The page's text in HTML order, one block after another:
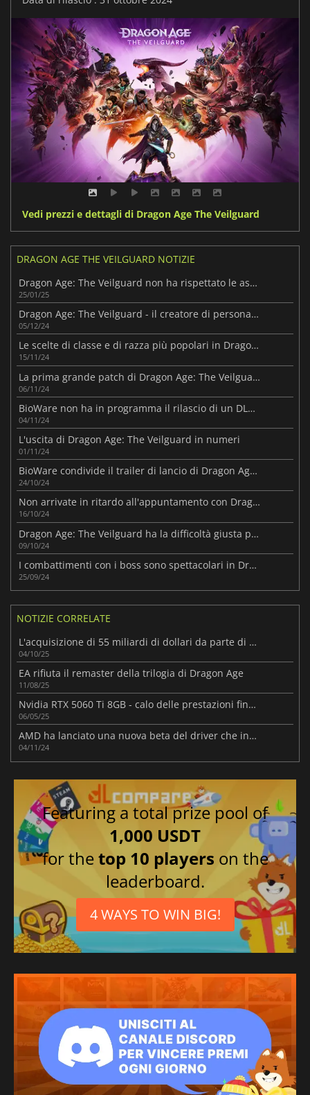
Vedi prezzi e dettagli di Dragon Age The Veilguard
DRAGON AGE THE VEILGUARD NOTIZIE
Dragon Age: The Veilguard non ha rispettato le aspettative di fatturato di EA
25/01/25
Dragon Age: The Veilguard - il creatore di personaggi è disponibile gratuitamente
05/12/24
Le scelte di classe e di razza più popolari in Dragon Age: The Veilguard
15/11/24
La prima grande patch di Dragon Age: The Veilguard è in arrivo
06/11/24
BioWare non ha in programma il rilascio di un DLC per Dragon Age: The Veilguard
04/11/24
L'uscita di Dragon Age: The Veilguard in numeri
01/11/24
BioWare condivide il trailer di lancio di Dragon Age: The Veilguard
24/10/24
Non arrivate in ritardo all'appuntamento con Dragon Age: The Veilguard
16/10/24
Dragon Age: The Veilguard ha la difficoltà giusta per voi
09/10/24
I combattimenti con i boss sono spettacolari in Dragon Age: The Veilguard
25/09/24
NOTIZIE CORRELATE
L'acquisizione di 55 miliardi di dollari da parte di EA e il suo impatto sul futuro del gioco
04/10/25
EA rifiuta il remaster della trilogia di Dragon Age
11/08/25
Nvidia RTX 5060 Ti 8GB - calo delle prestazioni fino al 10% su PCIe 4.0
06/05/25
AMD ha lanciato una nuova beta del driver che include il supporto per Dragon Age: The Veilguard
04/11/24
Featuring a total prize pool of
1,000 USDT
for thetop 10 players on the
leaderboard.
4 WAYS TO WIN BIG!